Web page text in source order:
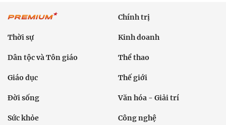
Chính trị
Thời sự Kinh doanh
Dân tộc và Tôn giáo Thể thao
Giáo dục Thế giới
Đời sống Văn hóa - Giải trí
Sức khỏe Công nghệ